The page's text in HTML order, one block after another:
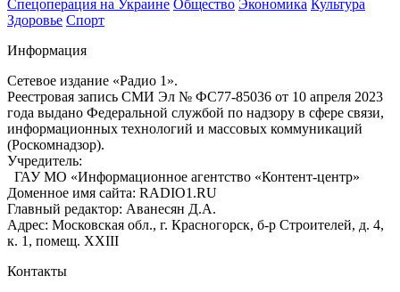
Спецоперация на Украине Общество Экономика Культура
Здоровье Спорт
Информация
Сетевое издание «Радио 1».
Реестровая запись СМИ Эл № ФС77-85036 от 10 апреля 2023
года выдано Федеральной службой по надзору в сфере связи,
информационных технологий и массовых коммуникаций
(Роскомнадзор).
Учредитель:
ГАУ МО «Информационное агентство «Контент-центр»
Доменное имя сайта: RADIO1.RU
Главный редактор: Аванесян Д.А.
Адрес: Московская обл., г. Красногорск, б-р Строителей, д. 4,
к. 1, помещ. XXIII
Контакты